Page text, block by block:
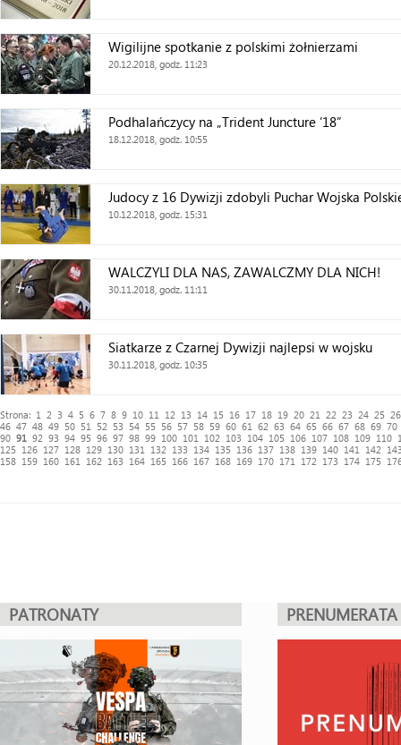
Wigilijne spotkanie z polskimi żołnierzami
20.12.2018, godz. 11:23
Podhalańczycy na „Trident Juncture ’18”
18.12.2018, godz. 10:55
Judocy z 16 Dywizji zdobyli Puchar Wojska
10.12.2018, godz. 15:31
WALCZYLI DLA NAS, ZAWALCZMY DLA NICH!
30.11.2018, godz. 11:11
Siatkarze z Czarnej Dywizji najlepsi w wojsku
30.11.2018, godz. 10:35
Strona: 1 2 3 4 5 6 7 8 9 10 11 12 13 14 15 16 17 18 19 20 21 22 23 24 25
26
46 47 48 49 50 51 52 53 54 55 56 57 58 59 60 61 62 63 64 65 66 67 68 69 70
90 91 92 93 94 95 96 97 98 99 100 101 102 103 104 105 106 107 108 109 110
125
126 127 128 129 130 131 132 133 134 135 136 137 138 139 140 141 142
158 159 160 161 162 163 164 165 166 167 168 169 170 171 172 173 174 175
PATRONATY PRENUMERATA